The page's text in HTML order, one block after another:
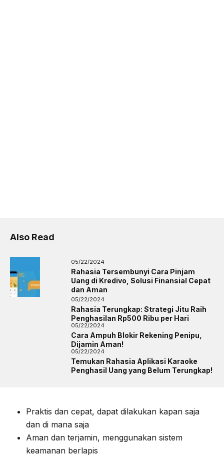
Also Read
05/22/2024
Rahasia Tersembunyi Cara Pinjam
Uang di Kredivo, Solusi Finansial Cepat
dan Aman
05/22/2024
Rahasia Terungkap: Strategi Jitu Raih
Penghasilan Rp500 Ribu per Hari
05/22/2024
Cara Ampuh Blokir Rekening Penipu,
Dijamin Aman!
05/22/2024
Temukan Rahasia Aplikasi Karaoke
Penghasil Uang yang Belum Terungkap!
Praktis dan cepat, dapat dilakukan kapan saja
dan di mana saja
Aman dan terjamin, menggunakan sistem
keamanan berlapis